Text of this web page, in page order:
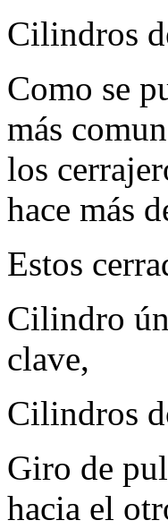
Cilindros
Como se
más
los
hace más
Estos
Cilindro
clave,
Cilindros
Giro de
hacia el